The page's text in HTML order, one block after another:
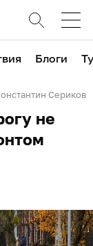
Блоги
Сериков
не